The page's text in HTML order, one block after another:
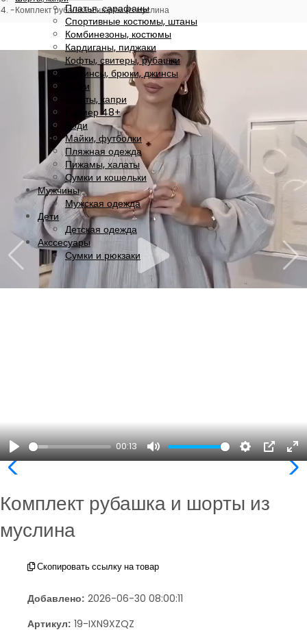
Платья, сарафаны
Спортивные костюмы, штаны
Комбинезоны, костюмы
Кардиганы, пиджаки
Кофты, свитеры, рубашки
Леггинсы, брюки, джинсы
Юбки
Шорты, капри
Размер 48+
Боди
Майки, футболки
Пляжная одежда
Пижамы, халаты
Сумки и кошельки
Мужчины
Мужская одежда
Дети
Детская одежда
Акссесуары
Сумки и рюкзаки
Комплект рубашка и шорты из муслина
Play
00:13
Mute Settings
PIP
Комплект рубашка и шорты из
муслина
Скопировать ссылку на товар
Добавлено: 2026-06-30 08:00:11
Артикул: 19-IXN9XZQZ